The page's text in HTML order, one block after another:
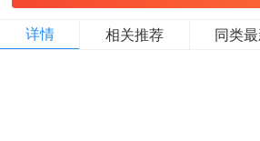
详情 相关推荐 同类